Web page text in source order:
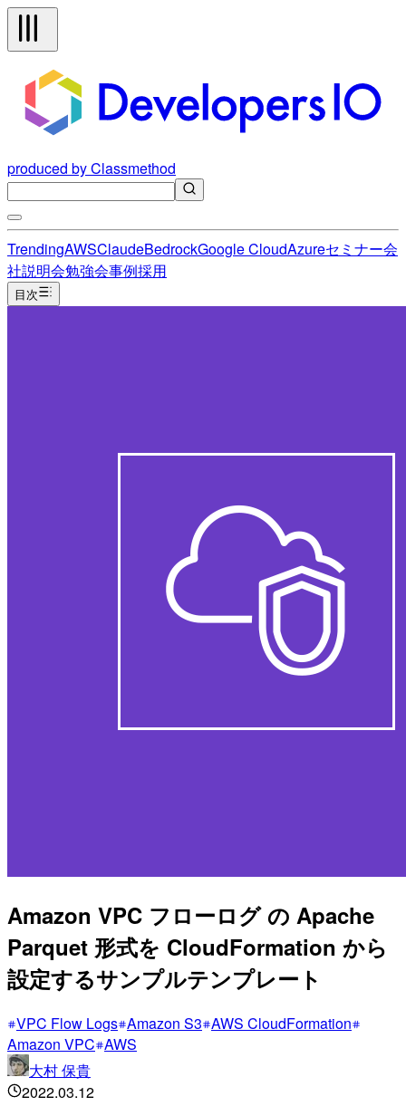
produced by Classmethod
TrendingAWSClaudeBedrockGoogle CloudAzureセミナー会
社説明会勉強会事例採用
目次
Amazon VPC フローログ の Apache
Parquet 形式を CloudFormation から
設定するサンプルテンプレート
VPC Flow Logs Amazon S3 AWS CloudFormation
Amazon VPC AWS
大村 保貴
2022.03.12